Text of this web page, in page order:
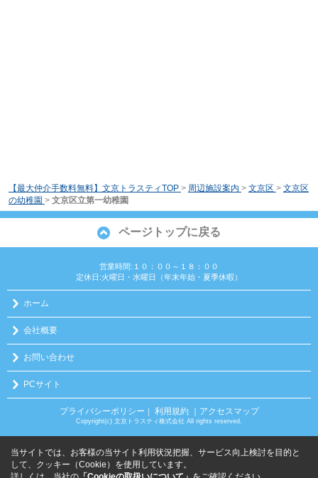
【最大仲介手数料無料】文京トラスティTOP > 周辺施設案内 > 文京区 > 文京区
の幼稚園 > 文京区立第一幼稚園
ページトップに戻る
営業時間:１０：００～１８：００
定休日:火曜日・水曜日（年末年始・夏季休暇）
ホーム
会社概要
お問い合わせ
PCサイト
プライバシーポリシー ｜ 利用規約 ｜アクセスマップ
Copyright(c) 文京トラスティ株式会社 All rights reserved.
当サイトでは、お客様の当サイト利用状況把握、サービス向上検討を目的と
して、クッキー（Cookie）を使用しています。